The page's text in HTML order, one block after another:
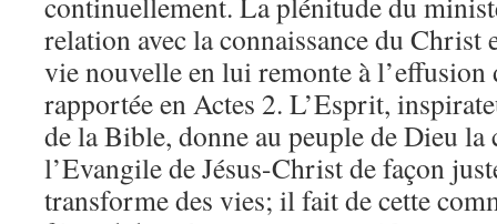
relation avec la connaissance du Christ
vie nouvelle en lui remonte à l’effusion
rapportée en Actes 2. L’Esprit,
de la Bible, donne au peuple de Dieu la
l’Evangile de Jésus-Christ de façon
transforme des vies; il fait de cette